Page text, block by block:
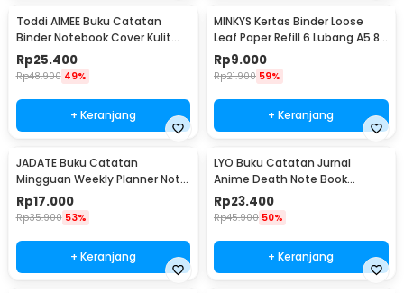
Toddi AIMEE Buku Catatan
Binder Notebook Cover Kulit
Vintage Maple A5 - ZB-16
Rp25.400
Rp48.900 49%
+ Keranjang
MINKYS Kertas Binder Loose
Leaf Paper Refill 6 Lubang A5 80
Pages Horizontal Line - MY5
Rp9.000
Rp21.900 59%
+ Keranjang
JADATE Buku Catatan
Mingguan Weekly Planner Note
52 Sheets - Q046
Rp17.000
Rp35.900 53%
+ Keranjang
LYO Buku Catatan Jurnal
Anime Death Note Book
Leather Case - CW-05
Rp23.400
Rp45.900 50%
+ Keranjang